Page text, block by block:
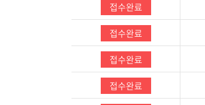
접수완료
접수완료
접수완료
접수완료